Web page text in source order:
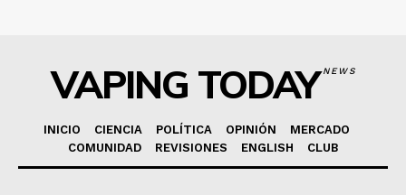
VAPING TODAYNEWS
INICIO CIENCIA POLÍTICA OPINIÓN
MERCADO
COMUNIDAD
REVISIONES ENGLISH CLUB